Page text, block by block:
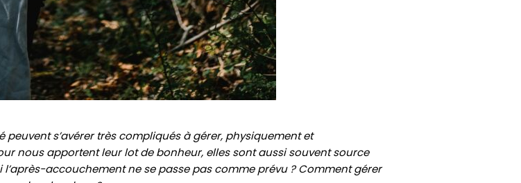
s’avérer très compliqués à gérer, physiquement et
nous apportent leur lot de bonheur, elles sont aussi souvent source
accouchement ne se passe pas comme prévu ? Comment gérer